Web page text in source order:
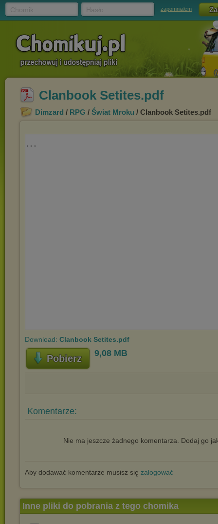
zapomniałem
Clanbook Setites.pdf
Dimzard / RPG / Świat Mroku / Clanbook Setites.pdf
Download: Clanbook Setites.pdf
Pobierz 9,08 MB
Komentarze:
Nie ma jeszcze żadnego komentarza. Dodaj go
Aby dodawać komentarze musisz się zalogować
Inne pliki do pobrania z tego chomika